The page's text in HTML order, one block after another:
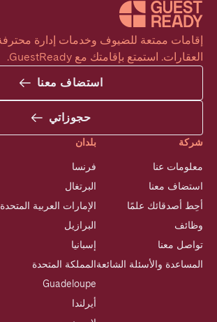
العقارات. استمتع بإقامتك مع GuestReady.
استضاف معنا
حجوزاتي
شركة
معلومات عنا
استضاف معنا
أحِط أصدقائك علمًا
وظائف
تواصل معنا
المساعدة والأسئلة الشائعة
بلدان
فرنسا
البرتغال
الإمارات العربية المتحدة
البرازيل
إسبانيا
المملكة المتحدة
Guadeloupe
أيرلندا